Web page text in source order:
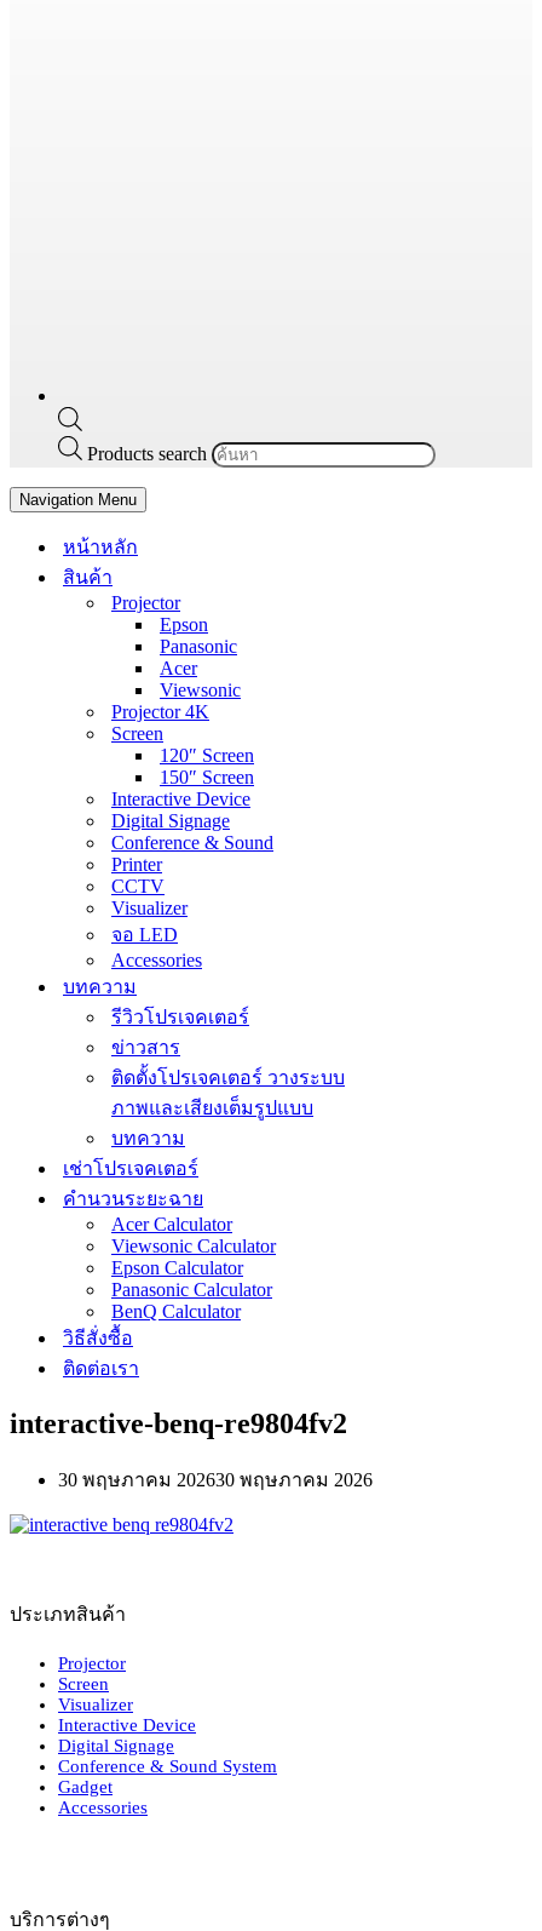
Products search
Navigation Menu
หน้าหลัก
สินค้า
Projector
Epson
Panasonic
Acer
Viewsonic
Projector 4K
Screen
120″ Screen
150″ Screen
Interactive Device
Digital Signage
Conference & Sound
Printer
CCTV
Visualizer
จอ LED
Accessories
บทความ
รีวิวโปรเจคเตอร์
ข่าวสาร
ติดตั้งโปรเจคเตอร์ วางระบบ
ภาพและเสียงเต็มรูปแบบ
บทความ
เช่าโปรเจคเตอร์
คำนวนระยะฉาย
Acer Calculator
Viewsonic Calculator
Epson Calculator
Panasonic Calculator
BenQ Calculator
วิธีสั่งซื้อ
ติดต่อเรา
interactive-benq-re9804fv2
30 พฤษภาคม 202630 พฤษภาคม 2026
ประเภทสินค้า
Projector
Screen
Visualizer
Interactive Device
Digital Signage
Conference & Sound System
Gadget
Accessories
บริการต่างๆ